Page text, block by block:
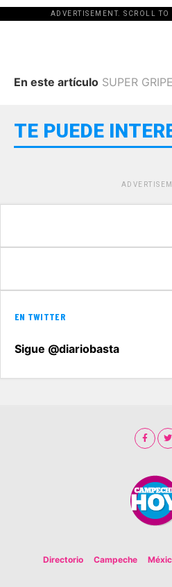
ADVERTISEMENT. SCROLL
En este artículo SUPER GRIPE
TE PUEDE
EN TWITTER
Sigue @diariobasta
Directorio Campeche